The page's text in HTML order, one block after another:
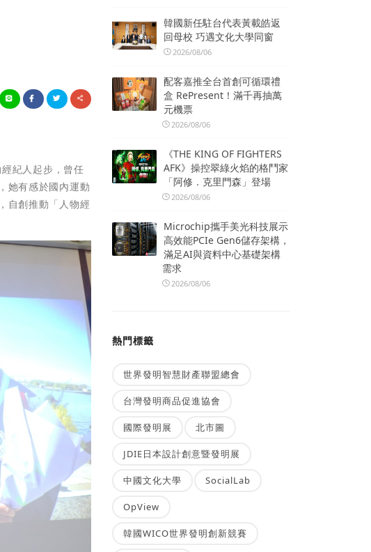
紀人起步，曾任
她有感於國內運動
自創推動「人物經
韓國新任駐台代表黃載皓返
回母校 巧遇文化大學同窗
2026/08/06
配客嘉推全台首創可循環禮
盒 RePresent！滿千再抽萬
元機票
2026/08/06
《THE KING OF FIGHTERS
AFK》操控翠綠火焰的格鬥家
「阿修．克里門森」登場
2026/08/06
Microchip攜手美光科技展示
高效能PCIe Gen6儲存架構，
滿足AI與資料中心基礎架構
需求
2026/08/06
熱門標籤
世界發明智慧財產聯盟總會
台灣發明商品促進協會
國際發明展 北市圖
JDIE日本設計創意暨發明展
中國文化大學 SocialLab
OpView
韓國WICO世界發明創新競賽